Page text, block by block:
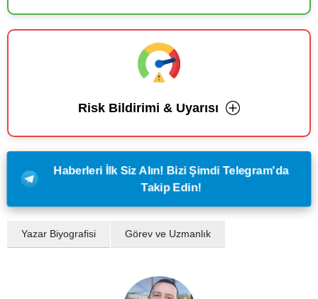
Risk Bildirimi & Uyarısı
Haberleri İlk Siz Alın! Bizi Şimdi Telegram'da
Takip Edin!
Yazar Biyografisi Görev ve Uzmanlık